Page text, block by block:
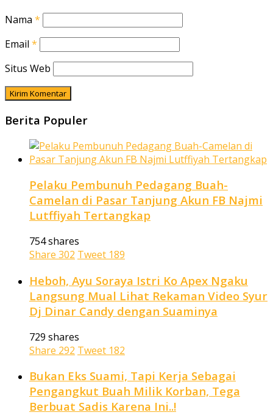
Nama *
Email *
Situs Web
Berita Populer
Pelaku Pembunuh Pedagang Buah-
Camelan di Pasar Tanjung Akun FB Najmi
Lutffiyah Tertangkap
754 shares
Share 302 Tweet 189
Heboh, Ayu Soraya Istri Ko Apex Ngaku
Langsung Mual Lihat Rekaman Video Syur
Dj Dinar Candy dengan Suaminya
729 shares
Share 292 Tweet 182
Bukan Eks Suami, Tapi Kerja Sebagai
Pengangkut Buah Milik Korban, Tega
Berbuat Sadis Karena Ini..!